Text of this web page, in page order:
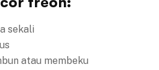
sekali
atau membeku